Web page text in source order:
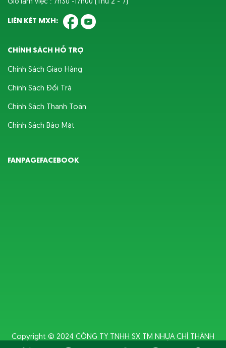
Giờ làm việc : 7h30 -17h00 (Thứ 2 - 7)
LIÊN KẾT MXH:
CHÍNH SÁCH HỖ TRỢ
Chính Sách Giao Hàng
Chính Sách Đổi Trả
Chính Sách Thanh Toán
Chính Sách Bảo Mật
FANPAGEFACEBOOK
Copyright © 2024 CÔNG TY TNHH SX TM NHỰA CHÍ THÀNH